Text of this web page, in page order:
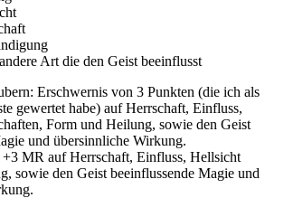
Art die den Geist beeinflusst
Erschwernis von 3 Punkten (die ich als
gewertet habe) auf Herrschaft, Einfluss,
Form und Heilung, sowie den Geist
und übersinnliche Wirkung.
+3 MR auf Herrschaft, Einfluss, Hellsicht
sowie den Geist beeinflussende Magie und